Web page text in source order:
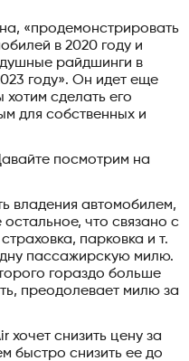
«продемонстрировать
в 2020 году и
райдшинги в
году». Он идет еще
сделать его
для собственных и
посмотрим на
владения автомобилем,
что связано с
парковка и т.
пассажирскую милю.
гораздо больше
преодолевает милю за
хочет снизить цену за
быстро снизить ее до